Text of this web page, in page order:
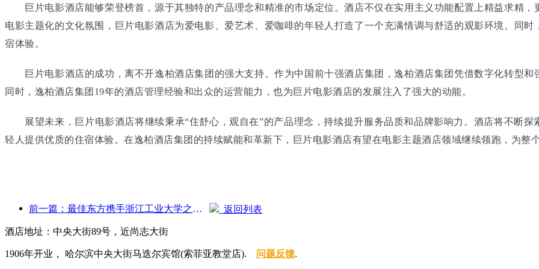
巨片电影酒店能够荣登榜首，源于其独特的产品理念和精准的市场定位。酒店不仅在实用主义功能配置上精益求精，
电影主题化的文化氛围，巨片电影酒店为爱电影、爱艺术、爱咖啡的年轻人打造了一个充满情调与舒适的观影环境。同
宿体验。
巨片电影酒店的成功，离不开逸柏酒店集团的强大支持。作为中国前十强酒店集团，逸柏酒店集团凭借数字化转型和
同时，逸柏酒店集团19年的酒店管理经验和出众的运营能力，也为巨片电影酒店的发展注入了强大的动能。
展望未来，巨片电影酒店将继续秉承“住舒心，观自在”的产品理念，持续提升服务品质和品牌影响力。酒店将不断探
轻人提供优质的住宿体验。在逸柏酒店集团的持续赋能和革新下，巨片电影酒店有望在电影主题酒店领域继续领跑，为整
前一篇：最佳东方携手浙江工业大学之江学院成功举办“智融合•共未来”协同育人论坛 返回列表
酒店地址：中央大街89号，近尚志大街
1906年开业， 哈尔滨中央大街马迭尔宾馆(索菲亚教堂店). 问题反馈.